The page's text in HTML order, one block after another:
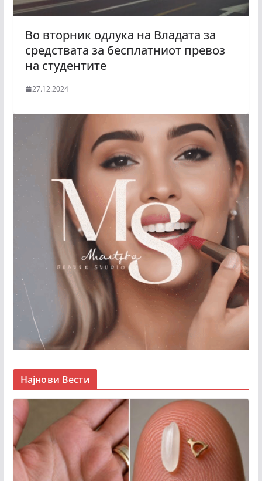
Во вторник одлука на Владата за
средствата за бесплатниот превоз
на студентите
27.12.2024
Најнови Вести